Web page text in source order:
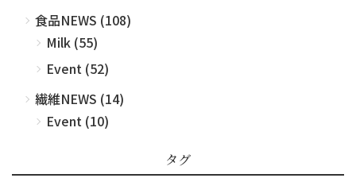
食品NEWS (108)
Milk (55)
Event (52)
繊維NEWS (14)
Event (10)
タグ